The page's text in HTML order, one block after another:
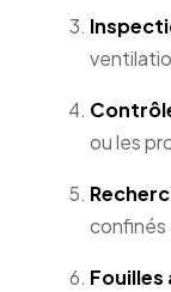
ou les
confinés